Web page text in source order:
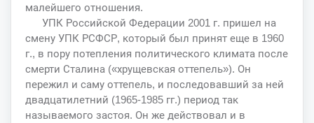
малейшего отношения.
УПК Российской Федерации 2001 г. пришел на
смену УПК РСФСР, который был принят еще в 1960
г., в пору потепления политического климата после
смерти Сталина («хрущевская оттепель»). Он
пережил и саму оттепель, и последовавший за ней
двадцатилетний (1965-1985 гг.) период так
называемого застоя. Он же действовал и в